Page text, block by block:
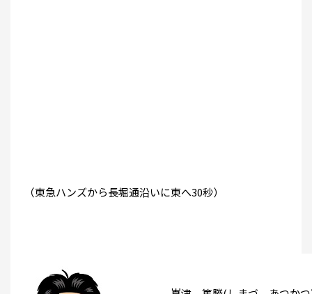
（東急ハンズから長堀通沿いに東へ30秒）